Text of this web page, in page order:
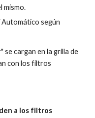
mismo.
según
se cargan en la grilla de
con los filtros
a los filtros